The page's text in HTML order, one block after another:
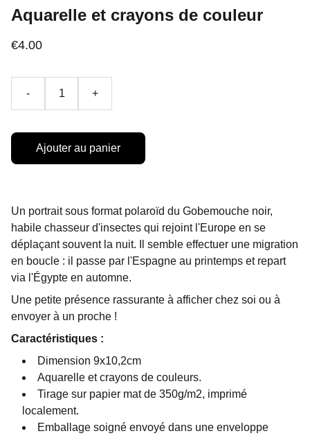
Aquarelle et crayons de couleur
€4.00
- +
Ajouter au panier
Un portrait sous format polaroïd du Gobemouche noir,
habile chasseur d'insectes qui rejoint l'Europe en se
déplaçant souvent la nuit. Il semble effectuer une migration
en boucle : il passe par l'Espagne au printemps et repart
via l'Égypte en automne.
Une petite présence rassurante à afficher chez soi ou à
envoyer à un proche !
Caractéristiques :
Dimension 9x10,2cm
Aquarelle et crayons de couleurs.
Tirage sur papier mat de 350g/m2, imprimé
localement.
Emballage soigné envoyé dans une enveloppe